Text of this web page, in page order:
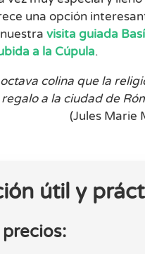
una opción
visita guiada
a la Cúpula.
colina que la
a la ciudad de
(Jules Marie
útil y